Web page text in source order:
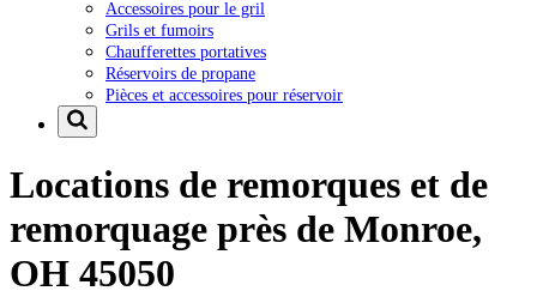
Accessoires pour le gril
Grils et fumoirs
Chaufferettes portatives
Réservoirs de propane
Pièces et accessoires pour réservoir
Locations de remorques et de
remorquage près de Monroe,
OH 45050